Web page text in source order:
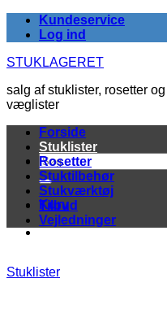
FortsætKundeservice
Log ind
STUKLAGERET
salg af stuklister, rosetter og
væglister
Søg
efter:
Kurv
Forside
Stuklister
Rosetter
Stuktilbehør
Stukværktøj
Tilbud
Vejledninger
Stuklister